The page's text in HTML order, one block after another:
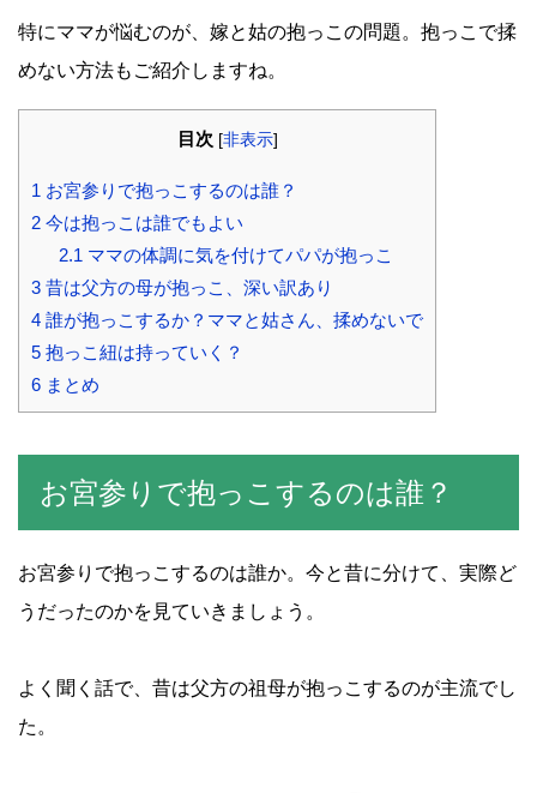
特にママが悩むのが、嫁と姑の抱っこの問題。抱っこで揉
めない方法もご紹介しますね。
目次 [非表示]
1 お宮参りで抱っこするのは誰？
2 今は抱っこは誰でもよい
2.1 ママの体調に気を付けてパパが抱っこ
3 昔は父方の母が抱っこ、深い訳あり
4 誰が抱っこするか？ママと姑さん、揉めないで
5 抱っこ紐は持っていく？
6 まとめ
お宮参りで抱っこするのは誰？
お宮参りで抱っこするのは誰か。今と昔に分けて、実際ど
うだったのかを見ていきましょう。
よく聞く話で、昔は父方の祖母が抱っこするのが主流でし
た。